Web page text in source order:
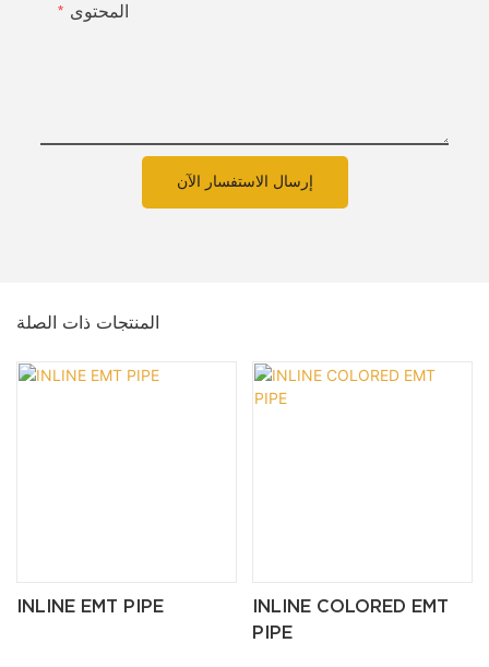
المحتوى
إرسال الاستفسار الآن
المنتجات ذات الصلة
INLINE EMT PIPE
INLINE COLORED EMT
PIPE